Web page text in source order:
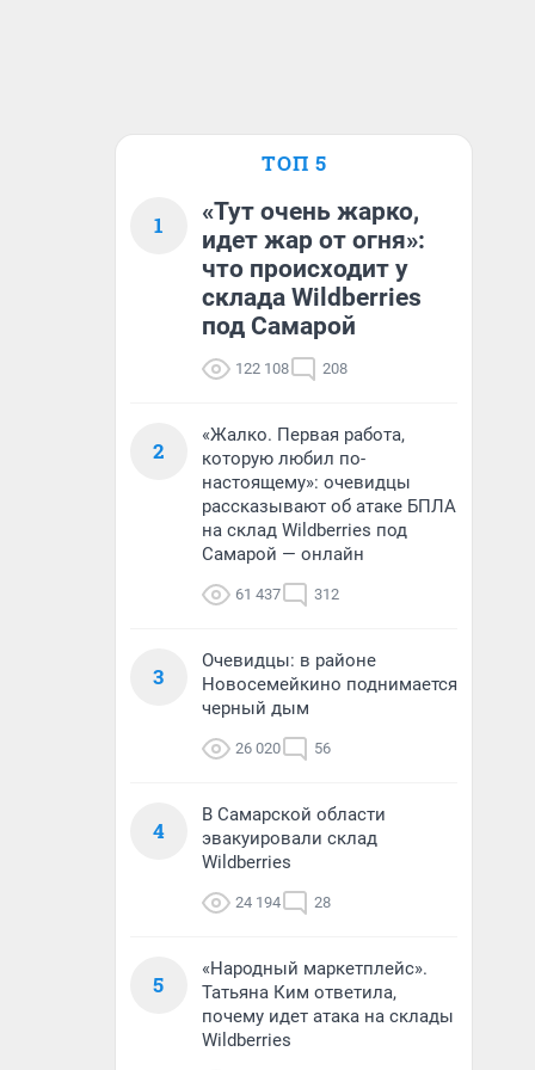
ТОП 5
1
«Тут очень жарко,
идет жар от огня»:
что происходит у
склада Wildberries
под Самарой
122 108 208
2
«Жалко. Первая работа,
которую любил по-
настоящему»: очевидцы
рассказывают об атаке БПЛА
на склад Wildberries под
Самарой — онлайн
61 437 312
3
Очевидцы: в районе
Новосемейкино поднимается
черный дым
26 020 56
4
В Самарской области
эвакуировали склад
Wildberries
24 194 28
5
«Народный маркетплейс».
Татьяна Ким ответила,
почему идет атака на склады
Wildberries